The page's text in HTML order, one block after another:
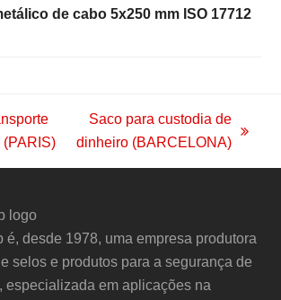
de cabo 5x250 mm ISO 17712
next
post:
Saco para custodia de
dinheiro (BARCELONA)
é, desde 1978, uma empresa produtora
selos e produtos para a segurança de
especializada em aplicações na